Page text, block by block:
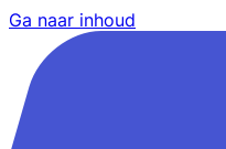
Ga naar inhoud